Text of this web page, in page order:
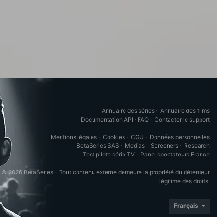
Annuaire des séries · Annuaire des films
Documentation API · FAQ · Contacter le support
Mentions légales · Cookies · CGU · Données personnelles
BetaSeries SAS · Medias · Screeners · Research
Test pilote série TV · Panel spectateurs France
© 2026 BetaSeries - Tout contenu externe demeure la propriété du détenteur
légitime des droits.
Français